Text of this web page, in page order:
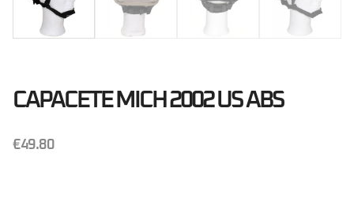
CAPACETE MICH 2002 US ABS
€49.80